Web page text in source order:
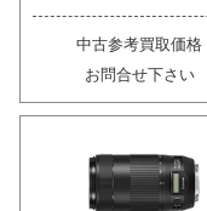
中古参考買取価格
お問合せ下さい